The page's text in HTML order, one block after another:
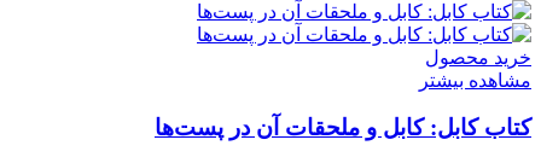
خرید محصول
مشاهده بیشتر
کتاب کابل: کابل و ملحقات آن در پست‌ها